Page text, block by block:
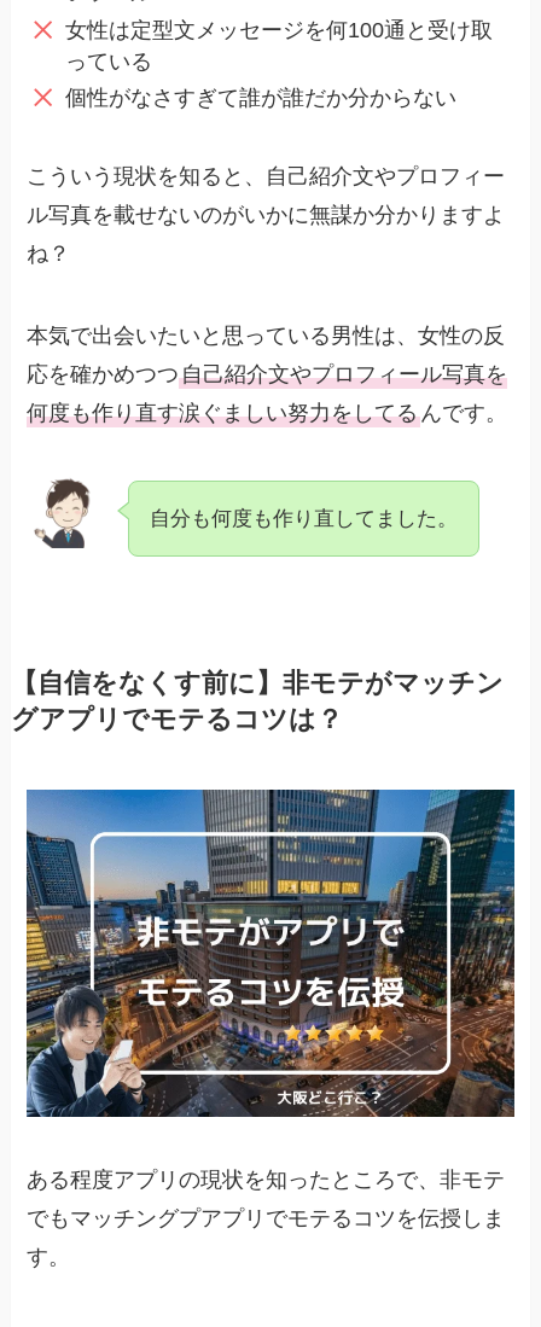
女性は定型文メッセージを何100通と受け取
っている
個性がなさすぎて誰が誰だか分からない
こういう現状を知ると、自己紹介文やプロフィー
ル写真を載せないのがいかに無謀か分かりますよ
ね？
本気で出会いたいと思っている男性は、女性の反
応を確かめつつ自己紹介文やプロフィール写真を
何度も作り直す涙ぐましい努力をしてるんです。
自分も何度も作り直してました。
【自信をなくす前に】非モテがマッチン
グアプリでモテるコツは？
ある程度アプリの現状を知ったところで、非モテ
でもマッチングプアプリでモテるコツを伝授しま
す。